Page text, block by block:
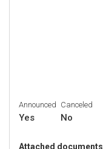
Announced
Yes
Canceled
No
Attached documents